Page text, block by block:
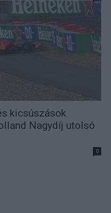
kicsúszások
Nagydíj utolsó
0